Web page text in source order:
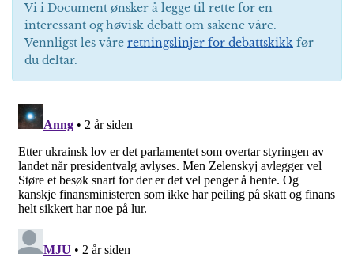
Vi i Document ønsker å legge til rette for en
interessant og høvisk debatt om sakene våre.
Vennligst les våre retningslinjer for debattskikk før
du deltar.